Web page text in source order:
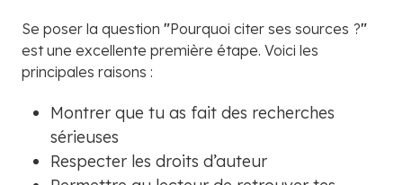
Se poser la question "Pourquoi citer ses sources ?"
est une excellente première étape. Voici les
principales raisons :
Montrer que tu as fait des recherches
sérieuses
Respecter les droits d’auteur